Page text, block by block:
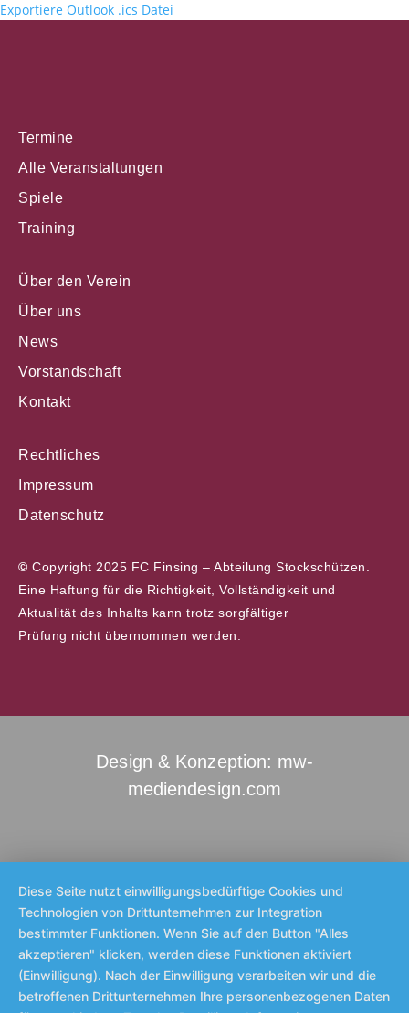
Exportiere Outlook .ics Datei
Termine
Alle Veranstaltungen
Spiele
Training
Über den Verein
Über uns
News
Vorstandschaft
Kontakt
Rechtliches
Impressum
Datenschutz
© Copyright 2025 FC Finsing – Abteilung Stockschützen.
Eine Haftung für die Richtigkeit, Vollständigkeit und
Aktualität des Inhalts kann trotz sorgfältiger
Prüfung nicht übernommen werden.
Design & Konzeption: mw-
mediendesign.com
Diese Seite nutzt einwilligungsbedürftige Cookies und
Technologien von Drittunternehmen zur Integration
bestimmter Funktionen. Wenn Sie auf den Button "Alles
akzeptieren" klicken, werden diese Funktionen aktiviert
(Einwilligung). Nach der Einwilligung verarbeiten wir und die
betroffenen Drittunternehmen Ihre personenbezogenen Daten